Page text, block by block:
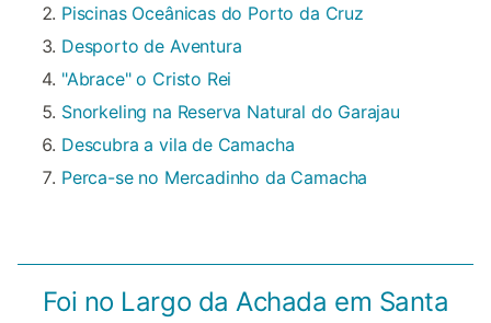
Piscinas Oceânicas do Porto da Cruz
Desporto de Aventura
"Abrace" o Cristo Rei
Snorkeling na Reserva Natural do Garajau
Descubra a vila de Camacha
Perca-se no Mercadinho da Camacha
Foi no Largo da Achada em Santa